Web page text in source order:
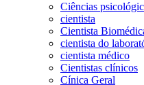
Ciências
cientista
Cientista
cientista do
cientista médico
Cientistas clínicos
Cínica Geral